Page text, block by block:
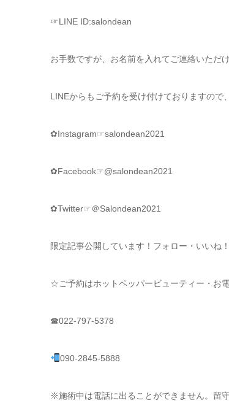
☞LINE ID:salondean
お手数ですが、お名前を入れてご連絡いただ
LINEからもご予約を受け付けておりますので
✿Instagram☞salondean2021
✿Facebook☞@salondean2021
✿Twitter☞＠Salondean2021
限定記事公開しています！フォロー・いいね
☆ご予約はホットペッパービューティー・お
☎022-797-5378
090-2845-5888
※施術中は電話に出ることができません。留